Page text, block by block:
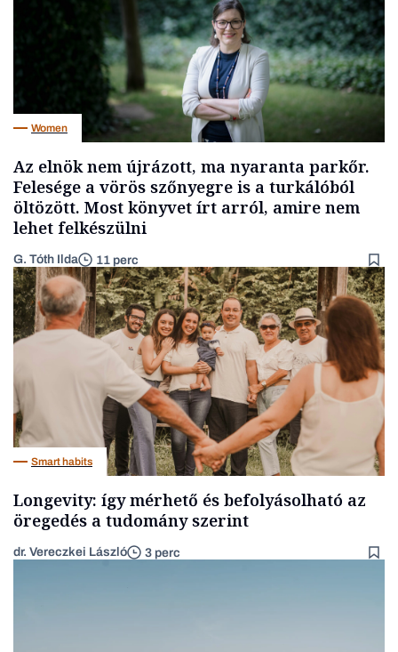
Women
Az elnök nem újrázott, ma nyaranta parkőr.
Felesége a vörös szőnyegre is a turkálóból
öltözött. Most könyvet írt arról, amire nem
lehet felkészülni
G. Tóth Ilda 11 perc
Smart habits
Longevity: így mérhető és befolyásolható az
öregedés a tudomány szerint
dr. Vereczkei László 3 perc